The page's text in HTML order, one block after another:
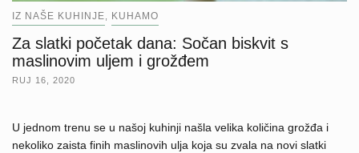
IZ NAŠE KUHINJE KUHAMO
Za slatki početak dana: Sočan biskvit s
maslinovim uljem i grožđem
RUJ 16, 2020
U jednom trenu se u našoj kuhinji našla velika količina grožđa i
nekoliko zaista finih maslinovih ulja koja su zvala na novi slatki